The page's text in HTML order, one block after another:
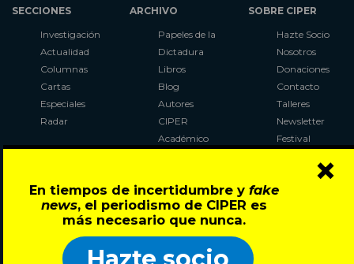
En tiempos de incertidumbre y fake
news, el periodismo de CIPER es
más necesario que nunca.
×
SECCIONES
Investigación
Actualidad
Columnas
Cartas
Especiales
Radar
ARCHIVO
Papeles de la
Dictadura
Libros
Blog
Autores
CIPER
Académico
Al Plebiscito
con CIPER
SOBRE CIPER
Hazte Socio
Nosotros
Donaciones
Contacto
Talleres
Newsletter
Festival